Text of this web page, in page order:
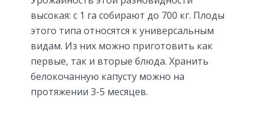
высокая: с 1 га собирают до 700 кг. Плоды
этого типа относятся к универсальным
видам. Из них можно приготовить как
первые, так и вторые блюда. Хранить
белокочанную капусту можно на
протяжении 3-5 месяцев.